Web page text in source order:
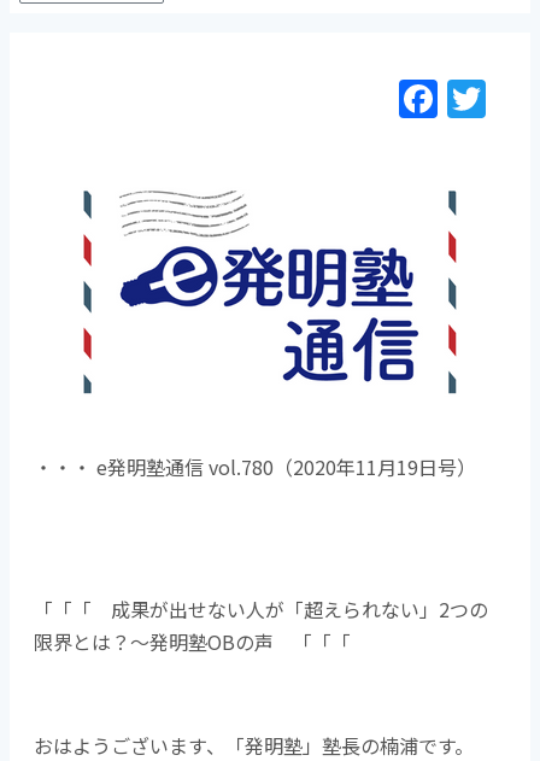
F
a
e
b
o
o
k
・・・ e発明塾通信 vol.780（2020年11月19日号）
「「「 成果が出せない人が「超えられない」2つの
限界とは？～発明塾OBの声 「「「
おはようございます、「発明塾」塾長の楠浦です。